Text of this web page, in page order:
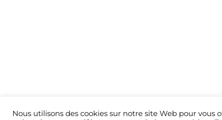
Nous utilisons des cookies sur notre site Web pour